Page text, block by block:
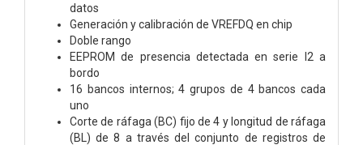
datos
Generación y calibración de VREFDQ en chip
Doble rango
EEPROM de presencia detectada en serie I2 a
bordo
16 bancos internos; 4 grupos de 4 bancos cada
uno
Corte de ráfaga (BC) fijo de 4 y longitud de ráfaga
(BL) de 8 a través del conjunto de registros de